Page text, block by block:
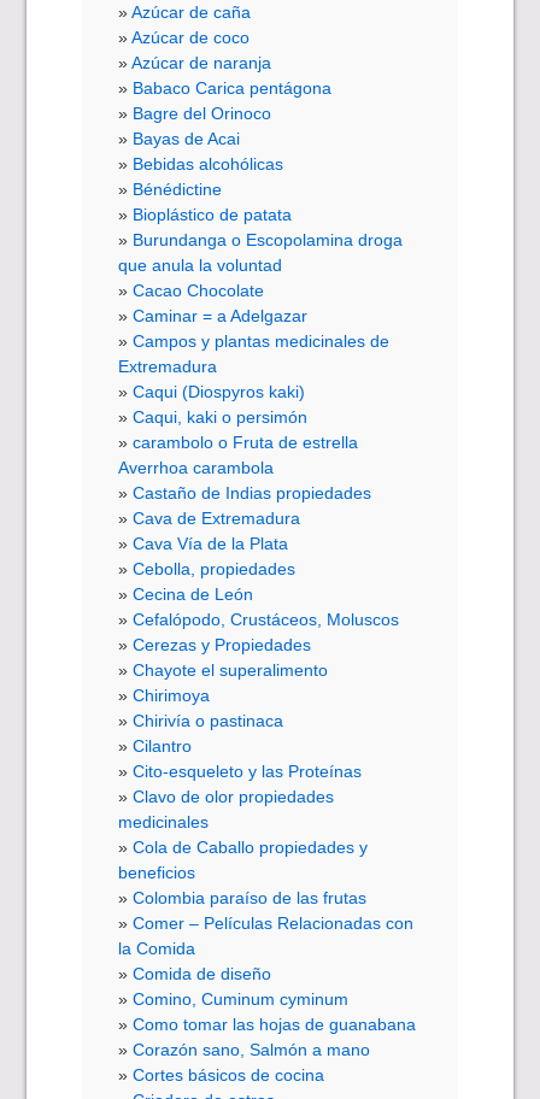
Azúcar de caña
Azúcar de coco
Azúcar de naranja
Babaco Carica pentágona
Bagre del Orinoco
Bayas de Acai
Bebidas alcohólicas
Bénédictine
Bioplástico de patata
Burundanga o Escopolamina droga
que anula la voluntad
Cacao Chocolate
Caminar = a Adelgazar
Campos y plantas medicinales de
Extremadura
Caqui (Diospyros kaki)
Caqui, kaki o persimón
carambolo o Fruta de estrella
Averrhoa carambola
Castaño de Indias propiedades
Cava de Extremadura
Cava Vía de la Plata
Cebolla, propiedades
Cecina de León
Cefalópodo, Crustáceos, Moluscos
Cerezas y Propiedades
Chayote el superalimento
Chirimoya
Chirivía o pastinaca
Cilantro
Cito-esqueleto y las Proteínas
Clavo de olor propiedades
medicinales
Cola de Caballo propiedades y
beneficios
Colombia paraíso de las frutas
Comer – Películas Relacionadas con
la Comida
Comida de diseño
Comino, Cuminum cyminum
Como tomar las hojas de guanabana
Corazón sano, Salmón a mano
Cortes básicos de cocina